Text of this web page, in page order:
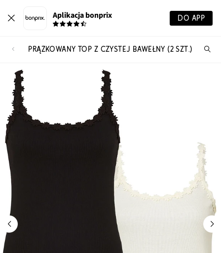
Aplikacja bonprix DO APP
PRĄŻKOWANY TOP Z CZYSTEJ BAWEŁNY (2 SZT.)